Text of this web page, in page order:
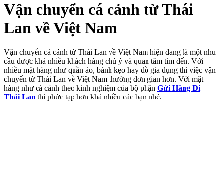
Vận chuyển cá cảnh từ Thái
Lan về Việt Nam
Vận chuyển cá cảnh từ Thái Lan về Việt Nam hiện đang là một nhu
cầu được khá nhiều khách hàng chú ý và quan tâm tìm đến. Với
nhiều mặt hàng như quần áo, bánh kẹo hay đồ gia dụng thì việc vận
chuyển từ Thái Lan về Việt Nam thường đơn gian hơn. Với mặt
hàng như cá cảnh theo kinh nghiệm của bộ phận Gửi Hàng Đi
Thái Lan thì phức tạp hơn khá nhiều các bạn nhé.